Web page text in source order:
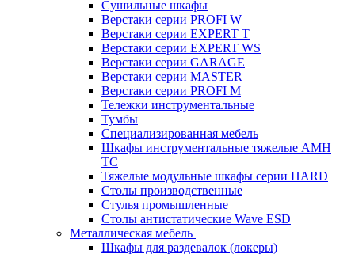
Cушильные шкафы
Верстаки серии PROFI W
Верстаки серии EXPERT T
Верстаки серии EXPERT WS
Верстаки серии GARAGE
Верстаки серии MASTER
Верстаки серии PROFI M
Тележки инструментальные
Тумбы
Cпециализированная мебель
Шкафы инструментальные тяжелые AMH
TC
Тяжелые модульные шкафы серии HARD
Столы производственные
Стулья промышленные
Столы антистатические Wave ESD
Металлическая мебель
Шкафы для раздевалок (локеры)